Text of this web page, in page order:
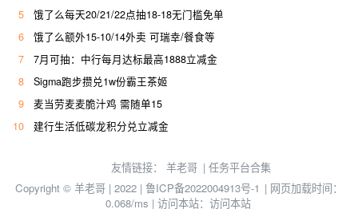
5
饿了么每天20/21/22点抽18-18无门槛免单
6
饿了么额外15-10/14外卖 可瑞幸/餐食等
7
7月可抽：中行每月达标最高1888立减金
8
Sigma跑步攒兑1w份霸王茶姬
9
麦当劳麦麦脆汁鸡 需随单15
10
建行生活低碳龙积分兑立减金
友情链接： 羊老哥 | 任务平台合集
Copyright © 羊老哥 | 2022 | 鲁ICP备2022004913号-1 | 网页加载时间：
0.068/ms | 访问本站： 访问本站